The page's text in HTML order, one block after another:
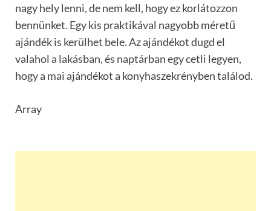
nagy hely lenni, de nem kell, hogy ez korlátozzon
bennünket. Egy kis praktikával nagyobb méretű
ajándék is kerülhet bele. Az ajándékot dugd el
valahol a lakásban, és naptárban egy cetli legyen,
hogy a mai ajándékot a konyhaszekrényben találod.
Array